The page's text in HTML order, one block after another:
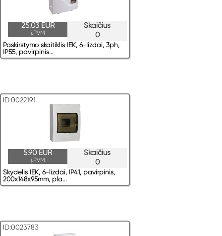
Skaičius
0
25.03 EUR
į.PVM
Paskirstymo skaitiklis IEK, 6-lizdai, 3ph,
IP55, pavirрinis...
ID:0022191
Skaičius
0
5.90 EUR
į.PVM
Skydelis IEK, 6-lizdai, IP41, pavirрinis,
200x148x95mm, pla...
ID:0023783